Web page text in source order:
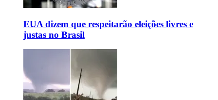
EUA dizem que respeitarão eleições livres e
justas no Brasil